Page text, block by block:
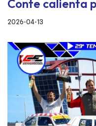
Conte calienta
2026-04-13